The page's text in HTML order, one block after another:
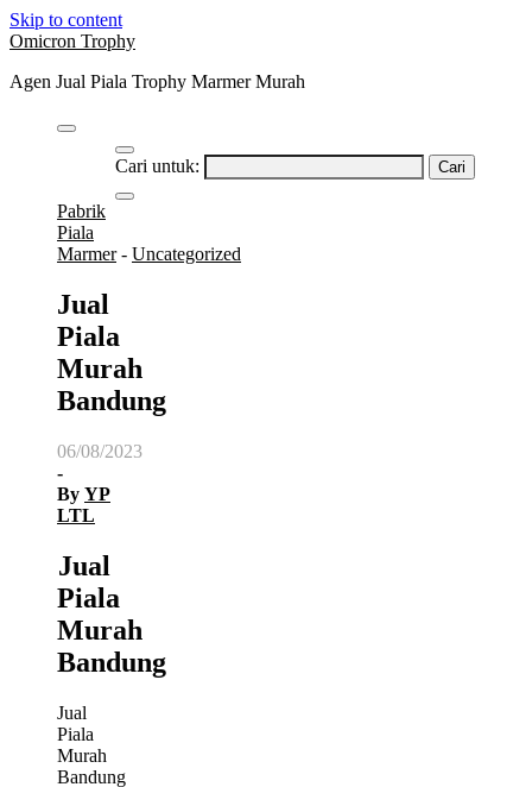
Skip to content
Omicron Trophy
Agen Jual Piala Trophy Marmer Murah
Cari untuk:
Pabrik
Piala
Marmer- Uncategorized
Jual
Piala
Murah
Bandung
06/08/2023
-
By YP
LTL
Jual
Piala
Murah
Bandung
Jual
Piala
Murah
Bandung